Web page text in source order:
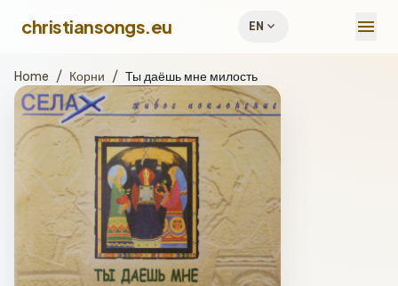
christiansongs.eu EN expand_more menu
Home / Корни / Ты даёшь мне милость